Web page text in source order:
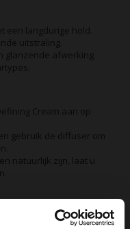
langdurige hold.
uitstraling.
glanzende afwerking.
Cream aan op
gebruik de diffuser om
natuurlijk zijn, laat u